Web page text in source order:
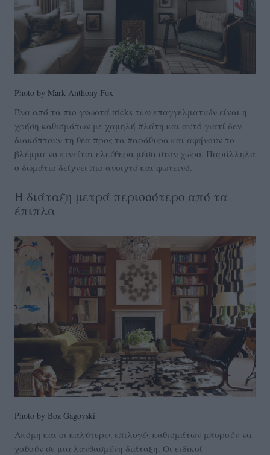
Photo by Mark Anthony Fox
Ένα από τα πιο γνωστά tricks των επαγγελματιών είναι η
χρήση καθισμάτων με χαμηλή πλάτη και αυτό γιατί δεν
διακόπτουν τη θέα προς τα παράθυρα και αφήνουν το
βλέμμα να κινείται ελεύθερα μέσα στον χώρο. Παράλληλα
ο δωμάτιο δείχνει πιο ανοιχτό και φωτεινό.
Η διάταξη μετρά περισσότερο από τα
έπιπλα
Photo by Boz Gagovski
Ακόμη και οι καλύτερες επιλογές καθισμάτων μπορούν να
χαθούν σε μια λανθασμένη διάταξη. Οι ειδικοί